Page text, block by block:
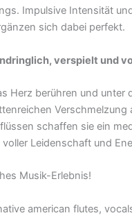
Impulsive Intensität
sich dabei perfekt.
verspielt und
Herz berühren und unter
Verschmelzung
schaffen sie ein
Leidenschaft und
Musik-Erlebnis!
american flutes,